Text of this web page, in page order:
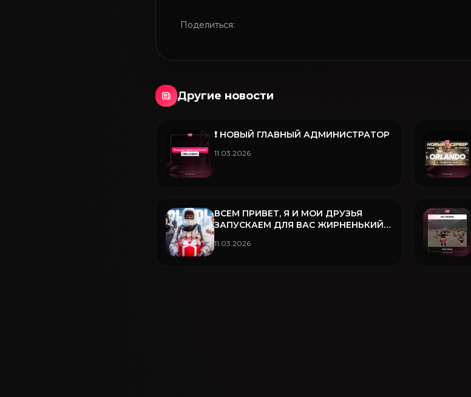
Поделиться:
Другие новости
❗️ НОВЫЙ ГЛАВНЫЙ АДМИНИСТРАТОР
11.03.2026
ВСЕМ ПРИВЕТ, Я И МОИ ДРУЗЬЯ
ЗАПУСКАЕМ ДЛЯ ВАС ЖИРНЕНЬКИЙ
11.03.2026